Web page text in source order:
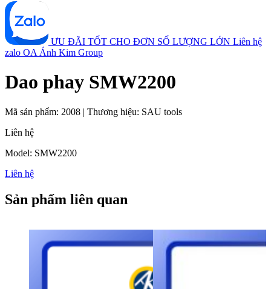
ƯU ĐÃI TỐT CHO ĐƠN SỐ LƯỢNG LỚN Liên hệ
zalo OA Ánh Kim Group
Dao phay SMW2200
Mã sản phẩm: 2008 | Thương hiệu: SAU tools
Liên hệ
Model: SMW2200
Liên hệ
Sản phẩm liên quan